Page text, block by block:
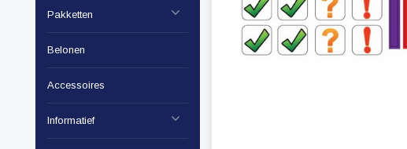
Pakketten
Belonen
Accessoires
Informatief